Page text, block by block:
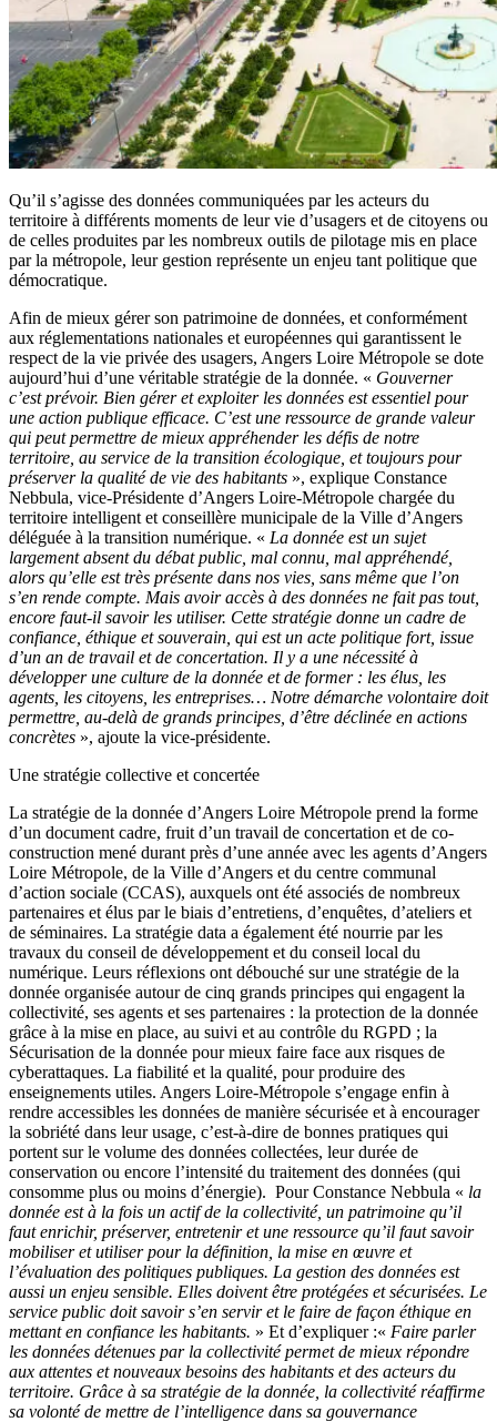
Qu’il s’agisse des données communiquées par les acteurs du
territoire à différents moments de leur vie d’usagers et de citoyens ou
de celles produites par les nombreux outils de pilotage mis en place
par la métropole, leur gestion représente un enjeu tant politique que
démocratique.
Afin de mieux gérer son patrimoine de données, et conformément
aux réglementations nationales et européennes qui garantissent le
respect de la vie privée des usagers, Angers Loire Métropole se dote
aujourd’hui d’une véritable stratégie de la donnée. « Gouverner
c’est prévoir. Bien gérer et exploiter les données est essentiel pour
une action publique efficace. C’est une ressource de grande valeur
qui peut permettre de mieux appréhender les défis de notre
territoire, au service de la transition écologique, et toujours pour
préserver la qualité de vie des habitants », explique Constance
Nebbula, vice-Présidente d’Angers Loire-Métropole chargée du
territoire intelligent et conseillère municipale de la Ville d’Angers
déléguée à la transition numérique. « La donnée est un sujet
largement absent du débat public, mal connu, mal appréhendé,
alors qu’elle est très présente dans nos vies, sans même que l’on
s’en rende compte. Mais avoir accès à des données ne fait pas tout,
encore faut-il savoir les utiliser. Cette stratégie donne un cadre de
confiance, éthique et souverain, qui est un acte politique fort, issue
d’un an de travail et de concertation. Il y a une nécessité à
développer une culture de la donnée et de former : les élus, les
agents, les citoyens, les entreprises… Notre démarche volontaire doit
permettre, au-delà de grands principes, d’être déclinée en actions
concrètes », ajoute la vice-présidente.
Une stratégie collective et concertée
La stratégie de la donnée d’Angers Loire Métropole prend la forme
d’un document cadre, fruit d’un travail de concertation et de co-
construction mené durant près d’une année avec les agents d’Angers
Loire Métropole, de la Ville d’Angers et du centre communal
d’action sociale (CCAS), auxquels ont été associés de nombreux
partenaires et élus par le biais d’entretiens, d’enquêtes, d’ateliers et
de séminaires. La stratégie data a également été nourrie par les
travaux du conseil de développement et du conseil local du
numérique. Leurs réflexions ont débouché sur une stratégie de la
donnée organisée autour de cinq grands principes qui engagent la
collectivité, ses agents et ses partenaires : la protection de la donnée
grâce à la mise en place, au suivi et au contrôle du RGPD ; la
Sécurisation de la donnée pour mieux faire face aux risques de
cyberattaques. La fiabilité et la qualité, pour produire des
enseignements utiles. Angers Loire-Métropole s’engage enfin à
rendre accessibles les données de manière sécurisée et à encourager
la sobriété dans leur usage, c’est-à-dire de bonnes pratiques qui
portent sur le volume des données collectées, leur durée de
conservation ou encore l’intensité du traitement des données (qui
consomme plus ou moins d’énergie). Pour Constance Nebbula « la
donnée est à la fois un actif de la collectivité, un patrimoine qu’il
faut enrichir, préserver, entretenir et une ressource qu’il faut savoir
mobiliser et utiliser pour la définition, la mise en œuvre et
l’évaluation des politiques publiques. La gestion des données est
aussi un enjeu sensible. Elles doivent être protégées et sécurisées. Le
service public doit savoir s’en servir et le faire de façon éthique en
mettant en confiance les habitants. » Et d’expliquer :« Faire parler
les données détenues par la collectivité permet de mieux répondre
aux attentes et nouveaux besoins des habitants et des acteurs du
territoire. Grâce à sa stratégie de la donnée, la collectivité réaffirme
sa volonté de mettre de l’intelligence dans sa gouvernance